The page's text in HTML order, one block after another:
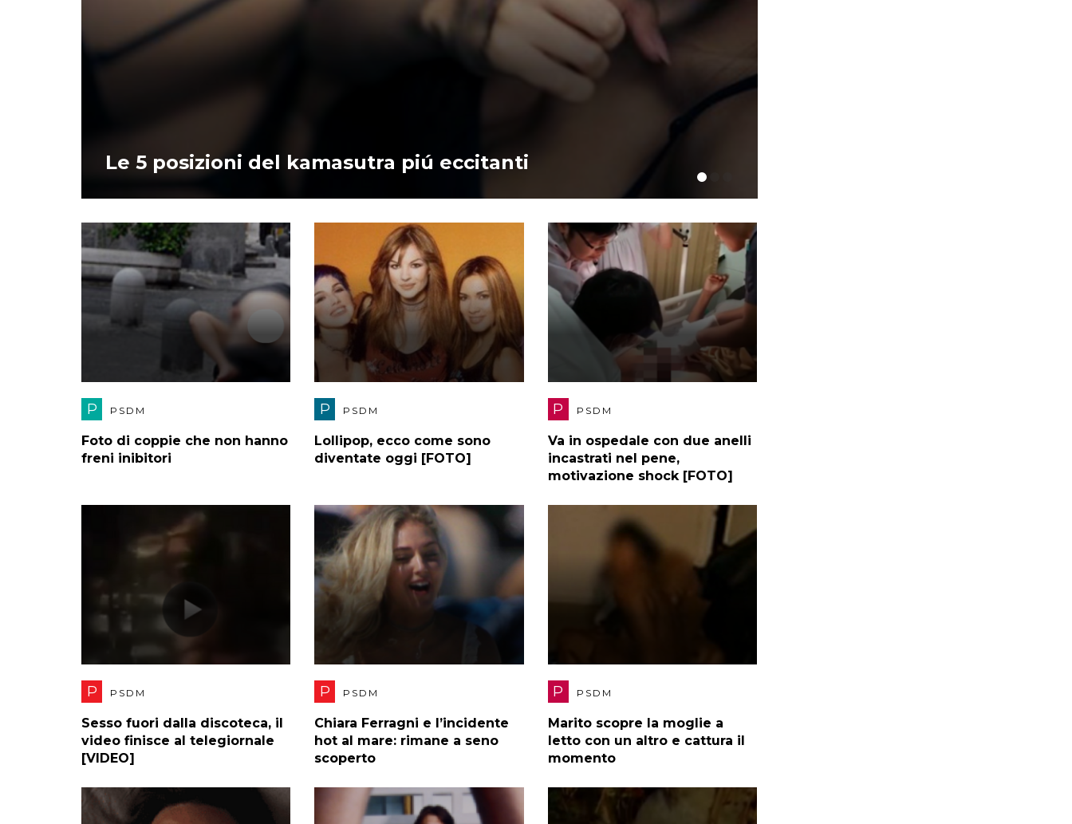
Le 5 posizioni del kamasutra piú eccitanti
P PSDM
Foto di coppie che non hanno
freni inibitori
P PSDM
Lollipop, ecco come sono
diventate oggi [FOTO]
P PSDM
Va in ospedale con due anelli
incastrati nel pene,
motivazione shock [FOTO]
P PSDM
Sesso fuori dalla discoteca, il
video finisce al telegiornale
[VIDEO]
P PSDM
Chiara Ferragni e l’incidente
hot al mare: rimane a seno
scoperto
P PSDM
Marito scopre la moglie a
letto con un altro e cattura il
momento